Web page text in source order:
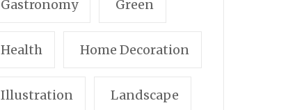
Gastronomy Green
Health Home Decoration
Illustration Landscape